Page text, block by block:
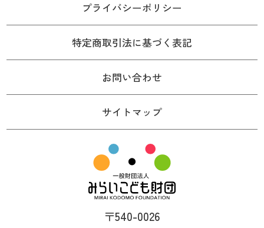
プライバシーポリシー
特定商取引法に基づく表記
お問い合わせ
サイトマップ
〒540-0026